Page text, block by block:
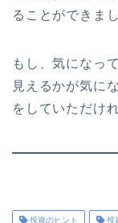
ることができまし
もし、気になっ
見えるかが気に
をしていただけ
投資のヒント 投